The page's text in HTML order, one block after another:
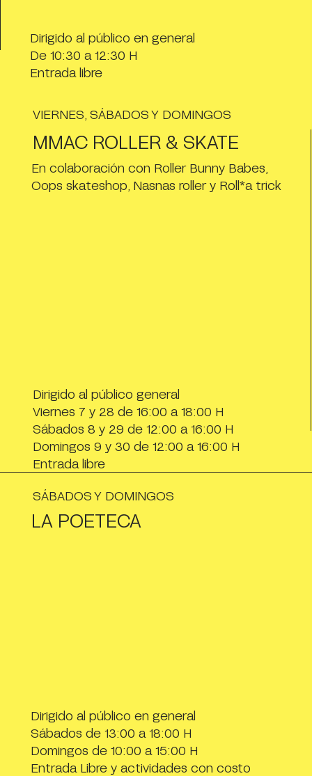
Dirigido al público en general
De 10:30 a 12:30 H
Entrada libre
VIERNES, SÁBADOS Y DOMINGOS
MMAC ROLLER & SKATE
En colaboración con Roller Bunny Babes,
Oops skateshop, Nasnas roller y Roll*a trick
Dirigido al público general
Viernes 7 y 28 de 16:00 a 18:00 H
Sábados 8 y 29 de 12:00 a 16:00 H
Domingos 9 y 30 de 12:00 a 16:00 H
Entrada libre
LA POETECA
SÁBADOS Y DOMINGOS
Dirigido al público en general
Sábados de 13:00 a 18:00 H
Domingos de 10:00 a 15:00 H
Entrada Libre y actividades con costo